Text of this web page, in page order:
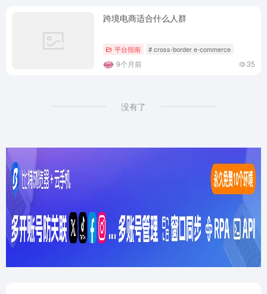
跨境电商适合什么人群
平台指南 # cross-border e-commerce
9个月前 35
没有了